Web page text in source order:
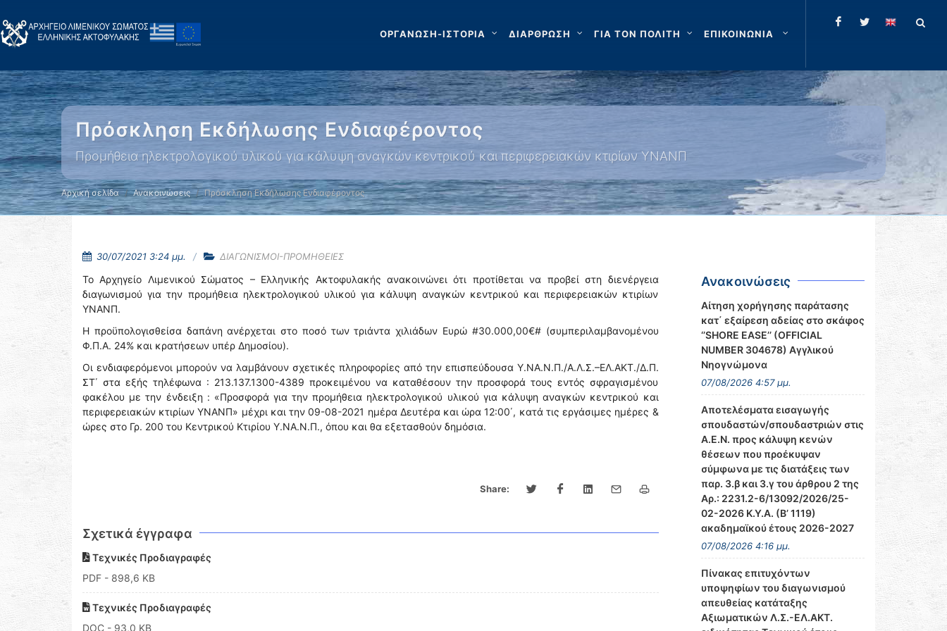
ΟΡΓΑΝΩΣΗ-ΙΣΤΟΡΙΑ ΔΙΑΡΘΡΩΣΗ ΓΙΑ ΤΟΝ ΠΟΛΙΤΗ ΕΠΙΚΟΙΝΩΝΙΑ
Πρόσκληση Εκδήλωσης Ενδιαφέροντος
Προμήθεια ηλεκτρολογικού υλικού για κάλυψη αναγκών κεντρικού και περιφερειακών κτιρίων ΥΝΑΝΠ
Αρχική σελίδα Ανακοινώσεις Πρόσκληση Εκδήλωσης Ενδιαφέροντος
30/07/2021 3:24 μμ. ΔΙΑΓΩΝΙΣΜΟΙ-ΠΡΟΜΗΘΕΙΕΣ
Το Αρχηγείο Λιμενικού Σώματος – Ελληνικής Ακτοφυλακής ανακοινώνει ότι προτίθεται να προβεί στη διενέργεια
διαγωνισμού για την προμήθεια ηλεκτρολογικού υλικού για κάλυψη αναγκών κεντρικού και περιφερειακών κτιρίων
ΥΝΑΝΠ.
Η προϋπολογισθείσα δαπάνη ανέρχεται στο ποσό των τριάντα χιλιάδων Ευρώ #30.000,00€# (συμπεριλαμβανομένου
Φ.Π.Α. 24% και κρατήσεων υπέρ Δημοσίου).
Οι ενδιαφερόμενοι μπορούν να λαμβάνουν σχετικές πληροφορίες από την επισπεύδουσα Υ.ΝΑ.Ν.Π./Α.Λ.Σ.–ΕΛ.ΑΚΤ./Δ.Π.
ΣΤ΄ στα εξής τηλέφωνα : 213.137.1300-4389 προκειμένου να καταθέσουν την προσφορά τους εντός σφραγισμένου
φακέλου με την ένδειξη : «Προσφορά για την προμήθεια ηλεκτρολογικού υλικού για κάλυψη αναγκών κεντρικού και
περιφερειακών κτιρίων ΥΝΑΝΠ» μέχρι και την 09-08-2021 ημέρα Δευτέρα και ώρα 12:00΄, κατά τις εργάσιμες ημέρες &
ώρες στο Γρ. 200 του Κεντρικού Κτιρίου Υ.ΝΑ.Ν.Π., όπου και θα εξετασθούν δημόσια.
Share:
Σχετικά έγγραφα
Τεχνικές Προδιαγραφές
PDF - 898,6 KB
Τεχνικές Προδιαγραφές
DOC - 93,0 KB
Ανακοινώσεις
Αίτηση χορήγησης παράτασης
κατ΄ εξαίρεση αδείας στο σκάφος
‘’SHORE EASE’’ (OFFICIAL
NUMBER 304678) Αγγλικού
Νηογνώμονα
07/08/2026 4:57 μμ.
Αποτελέσματα εισαγωγής
σπουδαστών/σπουδαστριών στις
Α.Ε.Ν. προς κάλυψη κενών
θέσεων που προέκυψαν
σύμφωνα με τις διατάξεις των
παρ. 3.β και 3.γ του άρθρου 2 της
Αρ.: 2231.2-6/13092/2026/25-
02-2026 Κ.Υ.Α. (Β’ 1119)
ακαδημαϊκού έτους 2026-2027
07/08/2026 4:16 μμ.
Πίνακας επιτυχόντων
υποψηφίων του διαγωνισμού
απευθείας κατάταξης
Αξιωματικών Λ.Σ.-ΕΛ.ΑΚΤ.